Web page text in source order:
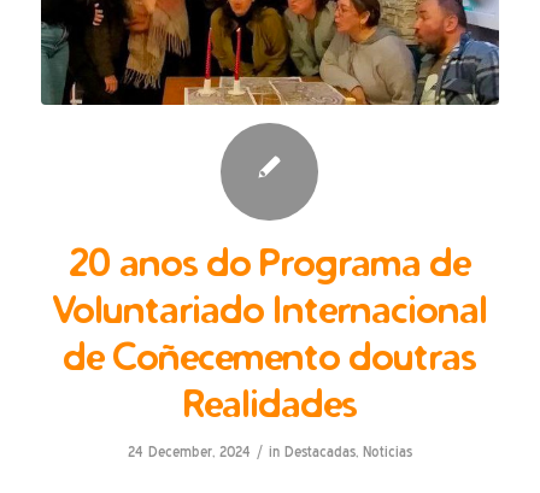
20 anos do Programa de
Voluntariado Internacional
de Coñecemento doutras
Realidades
24 December, 2024 / in Destacadas, Noticias